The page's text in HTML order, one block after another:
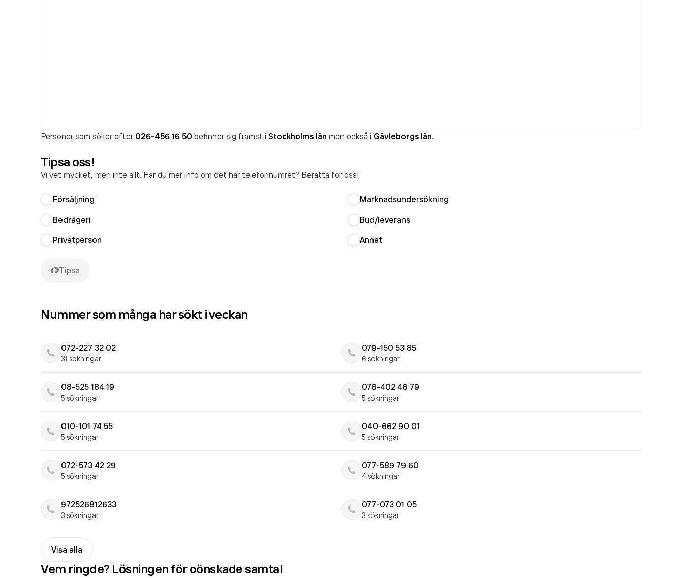
Personer som söker efter 026-456 16 50 befinner sig främst i Stockholms län men också i Gävleborgs län.
Tipsa oss!
Vi vet mycket, men inte allt. Har du mer info om det här telefonnumret? Berätta för oss!
Försäljning
Marknadsundersökning
Bedrägeri
Bud/leverans
Privatperson
Annat
Tipsa
Nummer som många har sökt i veckan
072-227 32 02
31 sökningar
079-150 53 85
6 sökningar
08-525 184 19
5 sökningar
076-402 46 79
5 sökningar
010-101 74 55
5 sökningar
040-662 90 01
5 sökningar
072-573 42 29
5 sökningar
077-589 79 60
4 sökningar
972526812633
3 sökningar
077-073 01 05
3 sökningar
Visa alla
Vem ringde? Lösningen för oönskade samtal